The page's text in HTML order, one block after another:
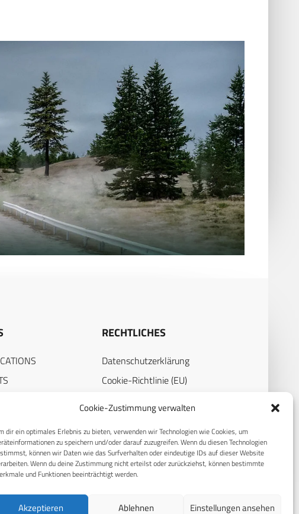
Cookie-Zustimmung verwalten
dir ein optimales Erlebnis zu bieten, verwenden wir Technologien wie Cookies, um
zu speichern und/oder darauf zuzugreifen. Wenn du diesen Technologien
können wir Daten wie das Surfverhalten oder eindeutige IDs auf dieser Website
Wenn du deine Zustimmung nicht erteilst oder zurückziehst, können bestimmte
und Funktionen beeinträchtigt werden.
Akzeptieren Ablehnen Einstellungen ansehen
RECHTLICHES
Datenschutzerklärung
Cookie-Richtlinie (EU)
Impressum